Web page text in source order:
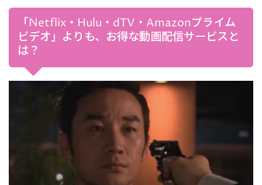
「Netflix・Hulu・dTV・Amazonプライム
ビデオ」よりも、お得な動画配信サービスと
は？